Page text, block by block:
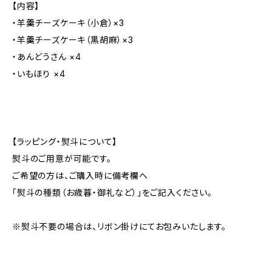
【内容】
・羊羹チーズケーキ（小倉）×3
・羊羹チーズケーキ（黒胡麻）×3
・あんどうさん ×4
・いもほり ×4
【ラッピング・熨斗について】
熨斗のご用意が可能です。
ご希望の方は、ご購入時に備考欄へ
「熨斗の種類（お歳暮・御礼など）」をご記入ください。
※熨斗不要の場合は、リボン掛けにてお包みいたします。